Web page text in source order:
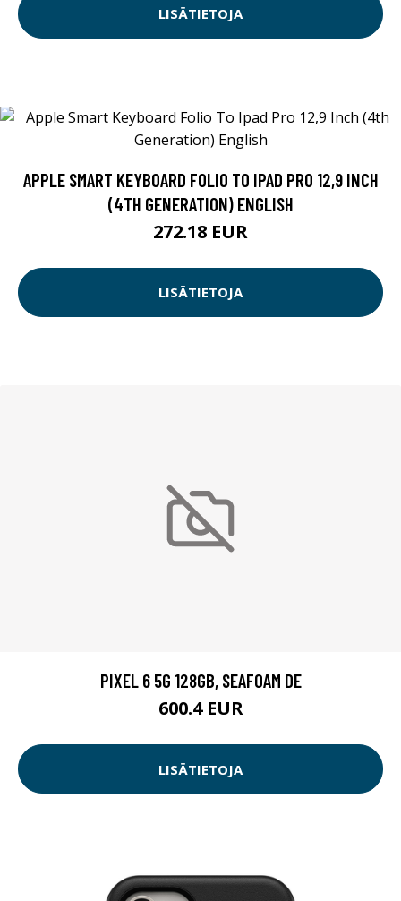
LISÄTIETOJA
APPLE SMART KEYBOARD FOLIO TO IPAD PRO 12,9 INCH
(4TH GENERATION) ENGLISH
272.18 EUR
LISÄTIETOJA
PIXEL 6 5G 128GB, SEAFOAM DE
600.4 EUR
LISÄTIETOJA